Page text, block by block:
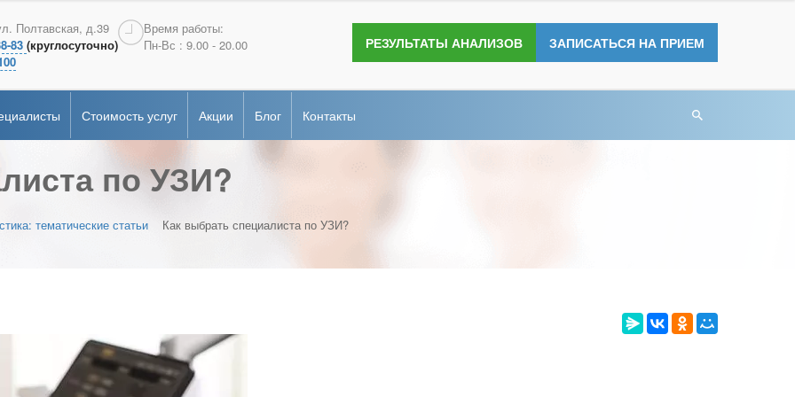
Полтавская, д.39
83 (круглосуточно)
Время работы:
Пн-Вс : 9.00 - 20.00
РЕЗУЛЬТАТЫ АНАЛИЗОВ ЗАПИСАТЬСЯ НА ПРИЕМ
Андрология
Эндоскопия
Стоимость услуг Акции Блог Контакты
диагностика
Андрология
Эндоскопия
по УЗИ?
тематические статьи Как выбрать специалиста по УЗИ?